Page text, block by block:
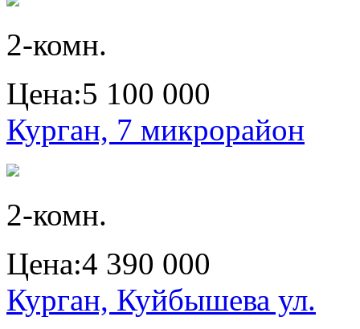
2-комн.
Цена:5 100 000
Курган, 7 микрорайон
2-комн.
Цена:4 390 000
Курган, Куйбышева ул.